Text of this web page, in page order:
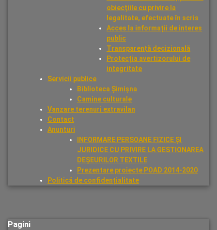
obiecțiile cu privire la
legalitate, efectuate în scris
Acces la informații de interes
public
Transparență decizională
Protecția avertizorului de
integritate
Servicii publice
Biblioteca Șimișna
Camine culturale
Vanzare terenuri extravilan
Contact
Anunturi
INFORMARE PERSOANE FIZICE ȘI
JURIDICE CU PRIVIRE LA GESTIONAREA
DEȘEURILOR TEXTILE
Prezentare proiecte POAD 2014-2020
Politică de confidențialitate
Pagini